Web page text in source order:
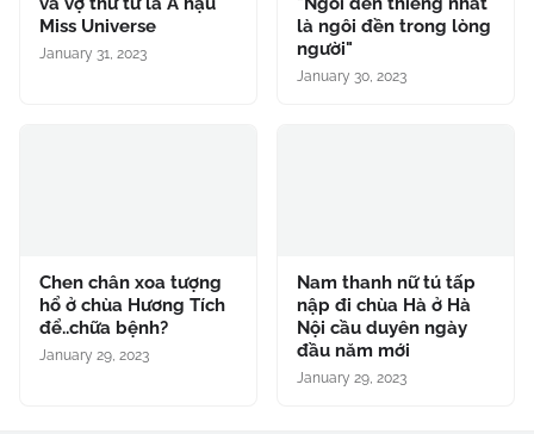
Miss Universe
January 31, 2023
là ngôi đền trong lòng
người"
January 30, 2023
Chen chân xoa tượng
hổ ở chùa Hương Tích
để..chữa bệnh?
January 29, 2023
Nam thanh nữ tú tấp
nập đi chùa Hà ở Hà
Nội cầu duyên ngày
đầu năm mới
January 29, 2023